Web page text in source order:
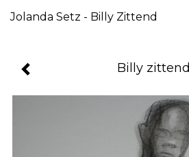
Jolanda Setz - Billy Zittend
Billy zittend